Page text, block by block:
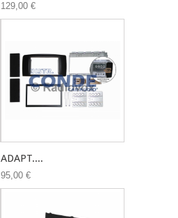
129,00 €
ADAPT....
95,00 €